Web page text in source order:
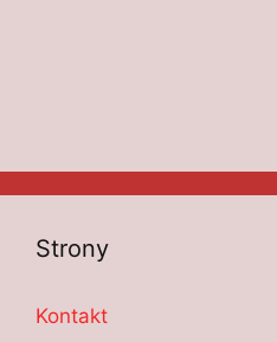
Strony
Kontakt